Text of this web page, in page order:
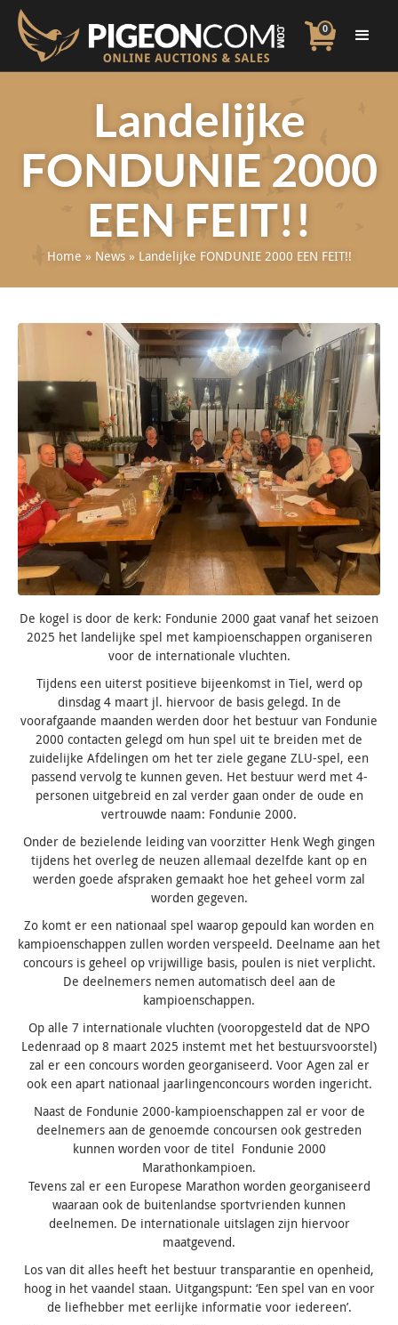
0
Landelijke
FONDUNIE 2000
EEN FEIT!!
Home » News» Landelijke FONDUNIE 2000 EEN FEIT!!
De kogel is door de kerk: Fondunie 2000 gaat vanaf het seizoen
2025 het landelijke spel met kampioenschappen organiseren
voor de internationale vluchten.
Tijdens een uiterst positieve bijeenkomst in Tiel, werd op
dinsdag 4 maart jl. hiervoor de basis gelegd. In de
voorafgaande maanden werden door het bestuur van Fondunie
2000 contacten gelegd om hun spel uit te breiden met de
zuidelijke Afdelingen om het ter ziele gegane ZLU-spel, een
passend vervolg te kunnen geven. Het bestuur werd met 4-
personen uitgebreid en zal verder gaan onder de oude en
vertrouwde naam: Fondunie 2000.
Onder de bezielende leiding van voorzitter Henk Wegh gingen
tijdens het overleg de neuzen allemaal dezelfde kant op en
werden goede afspraken gemaakt hoe het geheel vorm zal
worden gegeven.
Zo komt er een nationaal spel waarop gepould kan worden en
kampioenschappen zullen worden verspeeld. Deelname aan het
concours is geheel op vrijwillige basis, poulen is niet verplicht.
De deelnemers nemen automatisch deel aan de
kampioenschappen.
Op alle 7 internationale vluchten (vooropgesteld dat de NPO
Ledenraad op 8 maart 2025 instemt met het bestuursvoorstel)
zal er een concours worden georganiseerd. Voor Agen zal er
ook een apart nationaal jaarlingenconcours worden ingericht.
Naast de Fondunie 2000-kampioenschappen zal er voor de
deelnemers aan de genoemde concoursen ook gestreden
kunnen worden voor de titel Fondunie 2000
Marathonkampioen.
Tevens zal er een Europese Marathon worden georganiseerd
waaraan ook de buitenlandse sportvrienden kunnen
deelnemen. De internationale uitslagen zijn hiervoor
maatgevend.
Los van dit alles heeft het bestuur transparantie en openheid,
hoog in het vaandel staan. Uitgangspunt: ‘Een spel van en voor
de liefhebber met eerlijke informatie voor iedereen’.